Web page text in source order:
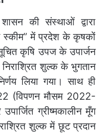
शासन की संस्थाओं द्वारा
स्कीम” में प्रदेश के कृषकों
कृषि उपज के उपार्जन
शुल्क के भुगतान
लिया गया। साथ ही
(विपणन मौसम 2022-
ग्रीष्मकालीन मूँग
शुल्क में छूट प्रदान